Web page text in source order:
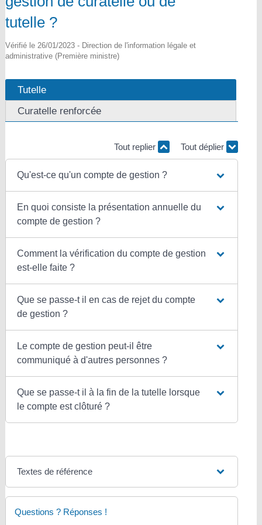
tutelle ?
Vérifié le 26/01/2023 - Direction de l'information légale et
administrative (Première ministre)
Tutelle
Curatelle renforcée
Tout replier Tout déplier
Qu'est-ce qu'un compte de gestion ?
En quoi consiste la présentation annuelle du
compte de gestion ?
Comment la vérification du compte de gestion
est-elle faite ?
Que se passe-t il en cas de rejet du compte
de gestion ?
Le compte de gestion peut-il être
communiqué à d'autres personnes ?
Que se passe-t il à la fin de la tutelle lorsque
le compte est clôturé ?
Textes de référence
Questions ? Réponses !